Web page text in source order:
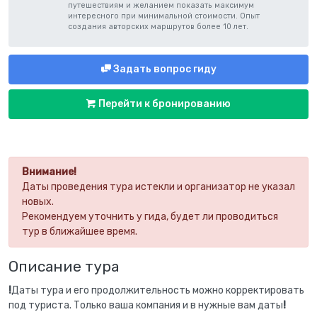
Внимание!
Даты проведения тура истекли и организатор не указал
новых.
Рекомендуем уточнить у гида, будет ли проводиться
тур в ближайшее время.
Описание тура
!Даты тура и его продолжительность можно корректировать
под туриста. Только ваша компания и в нужные вам даты!
путешествиям и желанием показать максимум
интересного при минимальной стоимости. Опыт
создания авторских маршрутов более 10 лет.
Задать вопрос гиду
Перейти к бронированию